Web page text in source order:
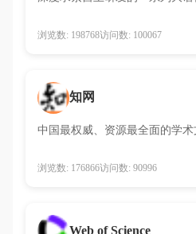
浏览数: 198768访问数: 100067
知网
中国最权威、资源最全面的学
浏览数: 176866访问数: 90996
Web of Science